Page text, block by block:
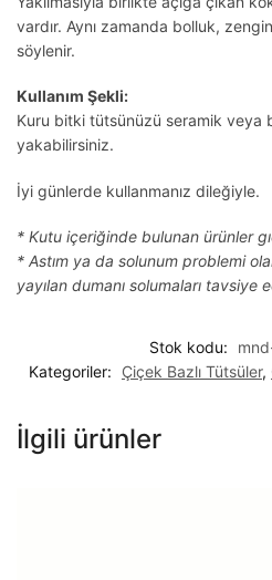
vardır. Aynı zamanda bolluk,
söylenir.
Kullanım Şekli:
Kuru bitki tütsünüzü seramik veya
yakabilirsiniz.
İyi günlerde kullanmanız dileğiyle.
* Kutu içeriğinde bulunan ürünler
* Astım ya da solunum problemi
yayılan dumanı solumaları tavsiye
Stok kodu:
Kategoriler:
Çiçek Bazlı Tütsüler,
İlgili ürünler